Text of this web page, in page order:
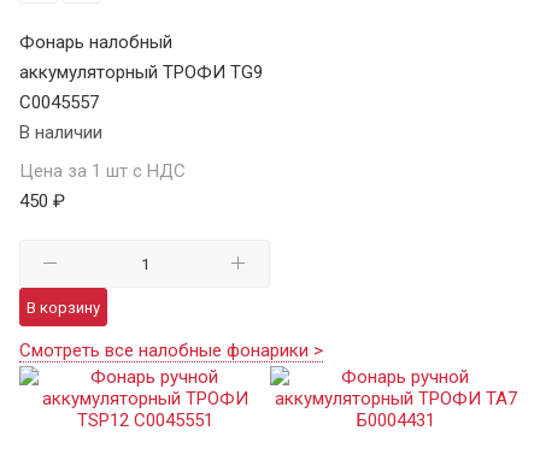
Фонарь налобный
аккумуляторный ТРОФИ TG9
C0045557
В наличии
Цена за 1 шт с НДС
450 ₽
В корзину
Смотреть все налобные фонарики >